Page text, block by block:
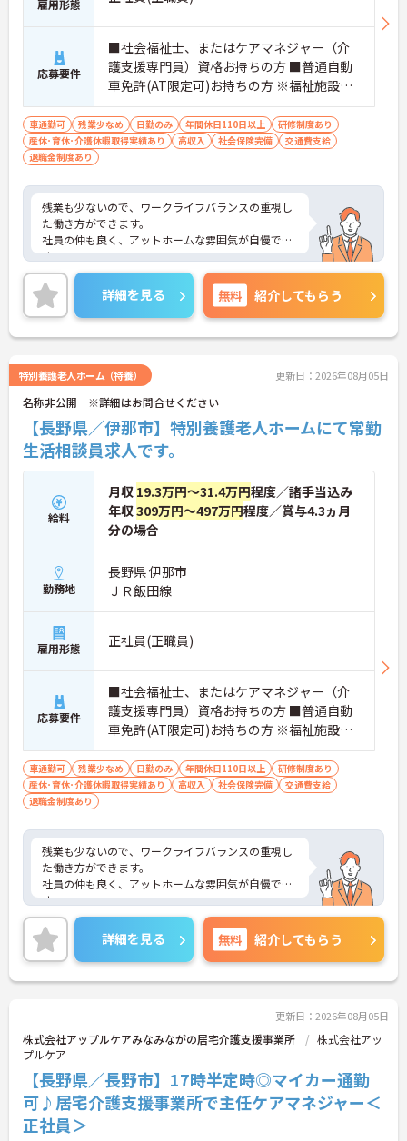
雇用形態
応募要件
■社会福祉士、またはケアマネジャー（介
護支援専門員）資格お持ちの方 ■普通自動
車免許(AT限定可)お持ちの方 ※福祉施設等
での相談業務経験者 ※パソコン操作可能な
方(ワード・エクセル・専用ソフト)
車通勤可 残業少なめ 日勤のみ 年間休日110日以上
研修制度あり
産休･育休･介護休暇取得実績あり
高収入 社会保険完備
交通費支給
退職金制度あり
残業も少ないので、ワークライフバランスの重視し
た働き方ができます。
社員の仲も良く、アットホームな雰囲気が自慢で
す。
ご興味ある方には、面接対策ポイントなど、詳細を
お話しいたしますのでお気軽にご相談ください。
詳細を見る 無料 紹介してもらう
特別養護老人ホーム（特養） 更新日：2026年08月05日
名称非公開 ※詳細はお問合せください
【長野県／伊那市】特別養護老人ホームにて常勤
生活相談員求人です。
給料
月収 19.3万円～31.4万円程度／諸手当込み
年収309万円～497万円程度／賞与4.3ヵ月
分の場合
勤務地
長野県 伊那市
ＪＲ飯田線
雇用形態 正社員(正職員)
応募要件
■社会福祉士、またはケアマネジャー（介
護支援専門員）資格お持ちの方 ■普通自動
車免許(AT限定可)お持ちの方 ※福祉施設等
での相談業務経験者 ※パソコン操作可能な
方(ワード・エクセル・専用ソフト)
車通勤可 残業少なめ 日勤のみ 年間休日110日以上
研修制度あり
産休･育休･介護休暇取得実績あり
高収入 社会保険完備
交通費支給
退職金制度あり
残業も少ないので、ワークライフバランスの重視し
た働き方ができます。
社員の仲も良く、アットホームな雰囲気が自慢で
す。
ご興味ある方には、面接対策ポイントなど、詳細を
お話しいたしますのでお気軽にご相談ください。
詳細を見る 無料 紹介してもらう
更新日：2026年08月05日
株式会社アップルケアみなみながの居宅介護支援事業所
株式会社アッ
プルケア
【長野県／長野市】17時半定時◎マイカー通勤
可♪居宅介護支援事業所で主任ケアマネジャー＜
正社員＞